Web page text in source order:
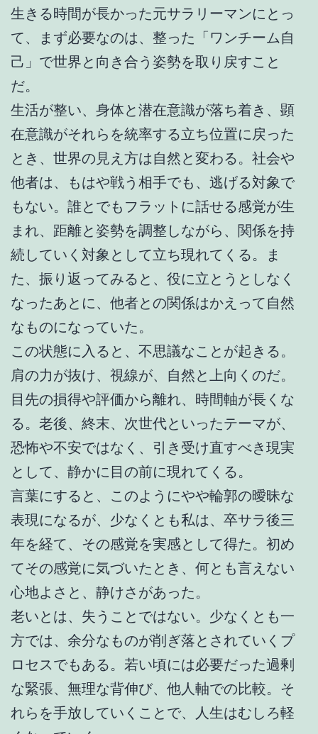
生きる時間が長かった元サラリーマンにとっ
て、まず必要なのは、整った「ワンチーム自
己」で世界と向き合う姿勢を取り戻すこと
だ。
生活が整い、身体と潜在意識が落ち着き、顕
在意識がそれらを統率する立ち位置に戻った
とき、世界の見え方は自然と変わる。社会や
他者は、もはや戦う相手でも、逃げる対象で
もない。誰とでもフラットに話せる感覚が生
まれ、距離と姿勢を調整しながら、関係を持
続していく対象として立ち現れてくる。ま
た、振り返ってみると、役に立とうとしなく
なったあとに、他者との関係はかえって自然
なものになっていた。
この状態に入ると、不思議なことが起きる。
肩の力が抜け、視線が、自然と上向くのだ。
目先の損得や評価から離れ、時間軸が長くな
る。老後、終末、次世代といったテーマが、
恐怖や不安ではなく、引き受け直すべき現実
として、静かに目の前に現れてくる。
言葉にすると、このようにやや輪郭の曖昧な
表現になるが、少なくとも私は、卒サラ後三
年を経て、その感覚を実感として得た。初め
てその感覚に気づいたとき、何とも言えない
心地よさと、静けさがあった。
老いとは、失うことではない。少なくとも一
方では、余分なものが削ぎ落とされていくプ
ロセスでもある。若い頃には必要だった過剰
な緊張、無理な背伸び、他人軸での比較。そ
れらを手放していくことで、人生はむしろ軽